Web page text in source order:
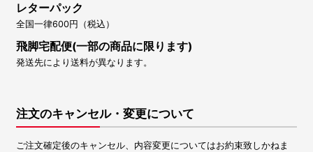
レターパック
全国一律600円（税込）
飛脚宅配便(一部の商品に限ります)
発送先により送料が異なります。
注文のキャンセル・変更について
ご注文確定後のキャンセル、内容変更についてはお約束致しかねま